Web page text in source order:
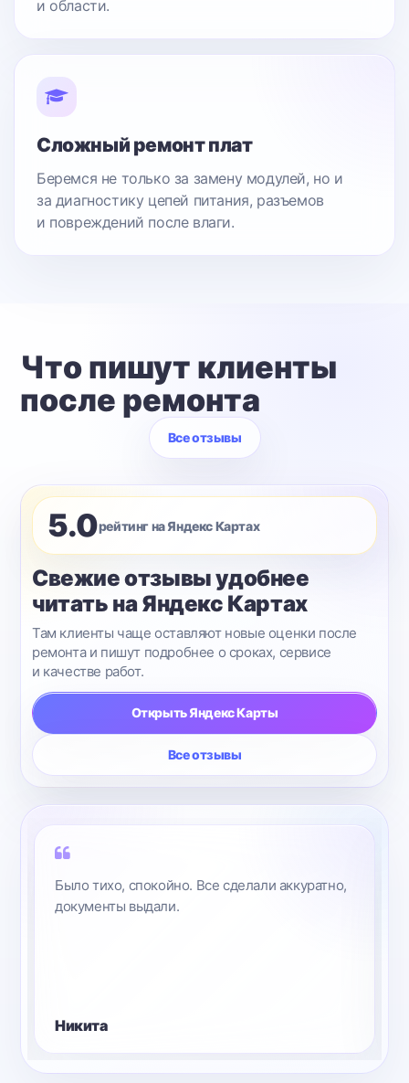
и области.
Сложный ремонт плат
Беремся не только за замену модулей, но и
за диагностику цепей питания, разъемов
и повреждений после влаги.
Что пишут клиенты
после ремонта
Все отзывы
5.0рейтинг на Яндекс Картах
Свежие отзывы удобнее
читать на Яндекс Картах
Там клиенты чаще оставляют новые оценки после
ремонта и пишут подробнее о сроках, сервисе
и качестве работ.
Открыть Яндекс Карты
Все отзывы
Было тихо, спокойно. Все сделали аккуратно,
документы выдали.
Никита